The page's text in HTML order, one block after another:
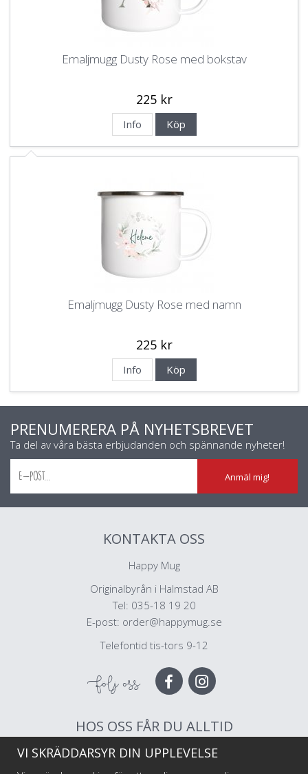
Emaljmugg Dusty Rose med bokstav
225 kr
Info Köp
Emaljmugg Dusty Rose med namn
225 kr
Info Köp
PRENUMERERA PÅ NYHETSBREVET
Ta del av våra bästa erbjudanden och spännande nyheter!
Anmäl mig!
KONTAKTA OSS
Happy Mug
Originalbyrån i Halmstad AB
Tel: 035-18 19 20
E-post: order@happymug.se
Telefontid tis-tors 9-12
Följ oss
HOS OSS FÅR DU ALLTID
Muggar av högsta kvalitet
Snabb leverans
VI SKRÄDDARSYR DIN UPPLEVELSE